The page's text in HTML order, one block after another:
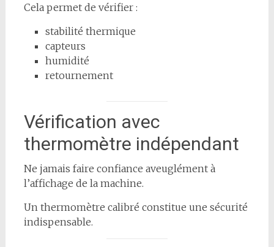
Cela permet de vérifier :
stabilité thermique
capteurs
humidité
retournement
Vérification avec
thermomètre indépendant
Ne jamais faire confiance aveuglément à
l’affichage de la machine.
Un thermomètre calibré constitue une sécurité
indispensable.